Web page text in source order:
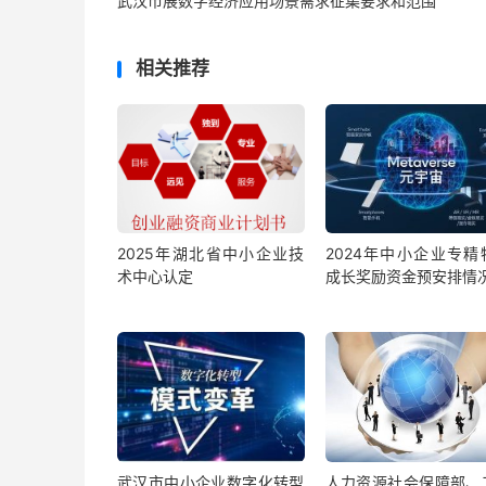
相关推荐
2025年湖北省中小企业技
术中心认定
2024年中小企业专精
成长奖励资金预安排情
武汉市中小企业数字化转型 人力资源社会保障部、